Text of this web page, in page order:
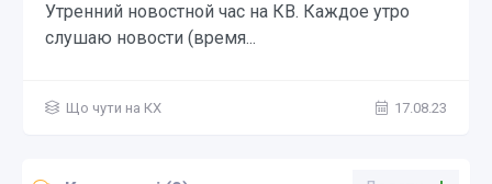
Утренний новостной час на КВ. Каждое утро
слушаю новости (время...
Що чути на КХ 17.08.23